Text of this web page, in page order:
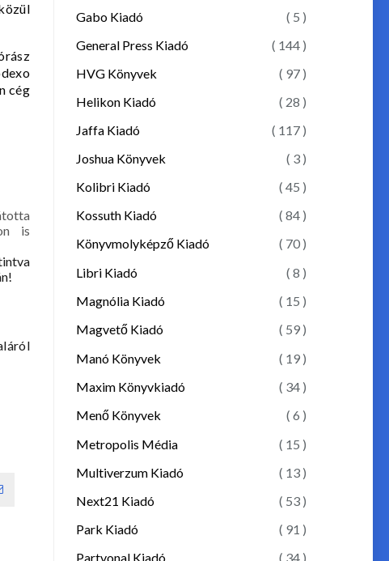
cég
is
Gabo Kiadó
( 5 )
General Press Kiadó
( 144 )
HVG Könyvek
( 97 )
Helikon Kiadó
( 28 )
Jaffa Kiadó
( 117 )
Joshua Könyvek
( 3 )
Kolibri Kiadó
( 45 )
Kossuth Kiadó
( 84 )
Könyvmolyképző Kiadó
( 70 )
Libri Kiadó
( 8 )
Magnólia Kiadó
( 15 )
Magvető Kiadó
( 59 )
Manó Könyvek
( 19 )
Maxim Könyvkiadó
( 34 )
Menő Könyvek
( 6 )
Metropolis Média
( 15 )
Multiverzum Kiadó
( 13 )
Next21 Kiadó
( 53 )
Park Kiadó
( 91 )
Partvonal Kiadó
( 34 )